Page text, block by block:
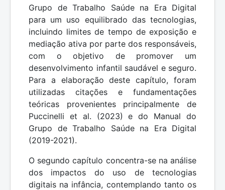
Grupo de Trabalho Saúde na Era Digital
para um uso equilibrado das tecnologias,
incluindo limites de tempo de exposição e
mediação ativa por parte dos responsáveis,
com o objetivo de promover um
desenvolvimento infantil saudável e seguro.
Para a elaboração deste capítulo, foram
utilizadas citações e fundamentações
teóricas provenientes principalmente de
Puccinelli et al. (2023) e do Manual do
Grupo de Trabalho Saúde na Era Digital
(2019-2021).
O segundo capítulo concentra-se na análise
dos impactos do uso de tecnologias
digitais na infância, contemplando tanto os